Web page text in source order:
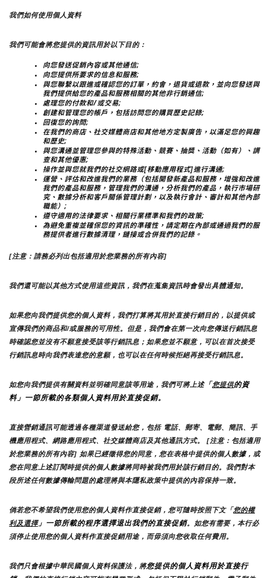
我們如何使用個人資料
我們可能會將您提供的資訊用於以下目的：
向您發送促銷內容或其他通信;
向您提供所要求的信息和服務;
與您聯繫以跟進或確認您的訂單，約會，退貨或退款，並向您發送與
我們提供給您的產品和服務相關的其他非行銷通信;
處理您的付款和/或交易;
創建和管理您的帳戶，包括訪問您的購買歷史記錄;
回復您的詢問;
在我們的商店、社交媒體商店和其他地方定製廣告，以滿足您的興趣
和歷史;
與您溝通並管理您參與的特殊活動、競賽、抽獎、活動（如有）、調
查和其他優惠;
操作並與您就我們的社交網路或[移動應用程式]進行溝通;
運營、評估和改進我們的業務（包括開發新產品和服務，增強和改進
我們的產品和服務，管理我們的溝通，分析我們的產品，執行市場研
究、數據分析和客戶關係管理計劃，以及執行會計、審計和其他內部
職能）;
遵守適用的法律要求、相關行業標準和我們的政策;
為避免重複並確保您的資訊的準確性，請定期在內部或通過我們的服
務提供者進行數據清理，鏈接或合併我們的記錄。
[注意：請務必列出包括適用於您業務的所有內容]
我們還可能以其他方式使用這些資訊，我們在蒐集資訊時會發出具體通知。
如果您向我們提供您的個人資料，我們打算將其用於直接行銷目的，以提供或
宣傳我們的商品和/或服務的可用性。但是，我們會在第一次向您傳送行銷訊息
時確認您並沒有不願意接受該等行銷訊息；如果您並不願意，可以在首次接受
行銷訊息時向我們表達您的意願，也可以在任何時候拒絕再接受行銷訊息。
如您向我們提供有關資料並明確同意該等用途，我們可將上述「 您提供的資
料」一節所載的各類個人資料用於直接促銷。
直接營銷通訊可能透過各種渠道發送給您，包括 電話、郵寄、電郵、簡訊、手
機應用程式、網路應用程式、社交媒體商店及其他通訊方式。 [注意：包括適用
於您業務的所有內容] 如果已經徵得您的同意，您在表格中提供的個人數據，或
您在同意上述訂閱時提供的個人數據將同時被我們用於該行銷目的。我們對本
段所述任何數據傳輸問題的處理將與本隱私政策中提供的內容保持一致。
倘若您不希望我們使用您的個人資料作直接促銷，您可隨時按照下文「您的權
利及選擇」一節所載的程序選擇退出我們的直接促銷。如您有需要，本行必
須停止使用您的個人資料作直接促銷用途，而毋須向您收取任何費用。
我們只會根據中華民國個人資料保護法，將您提供的個人資料用於直接行